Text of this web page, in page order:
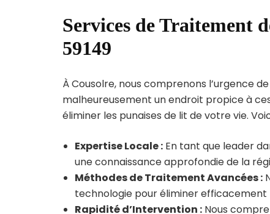
Services de Traitement
59149
À Cousolre, nous comprenons l’urgence
malheureusement un endroit propice à
éliminer les punaises de lit de votre vie.
Expertise Locale : En tant que leader
une connaissance approfondie de la
Méthodes de Traitement Avancées :
technologie pour éliminer efficacement
Rapidité d’Intervention : Nous